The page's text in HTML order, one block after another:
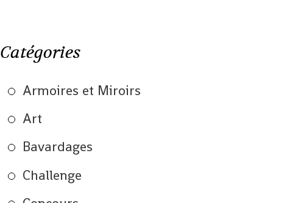
Catégories
Armoires et Miroirs
Art
Bavardages
Challenge